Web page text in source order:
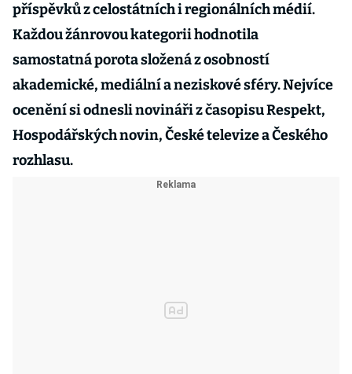
příspěvků z celostátních i regionálních médií.
Každou žánrovou kategorii hodnotila
samostatná porota složená z osobností
akademické, mediální a neziskové sféry. Nejvíce
ocenění si odnesli novináři z časopisu Respekt,
Hospodářských novin, České televize a Českého
rozhlasu.